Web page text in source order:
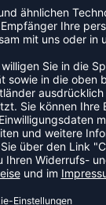
DEAL